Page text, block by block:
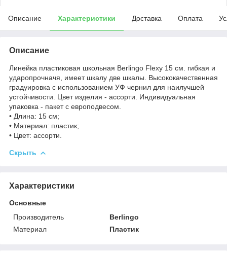
Описание Характеристики Доставка Оплата
Описание
Линейка пластиковая школьная Berlingo Flexy 15 см. гибкая и
ударопрочначя, имеет шкалу две шкалы. Высококачественная
градуировка с использованием УФ чернил для наилучшей
устойчивости. Цвет изделия - ассорти. Индивидуальная
упаковка - пакет с европодвесом.
• Длина: 15 см;
• Материал: пластик;
• Цвет: ассорти.
Скрыть
Характеристики
Основные
Производитель
Berlingo
Материал
Пластик